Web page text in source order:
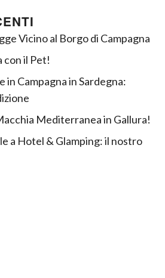
Vicino al Borgo di Campagna
con il Pet!
in Campagna in Sardegna:
Mediterranea in Gallura!
a Hotel & Glamping: il nostro